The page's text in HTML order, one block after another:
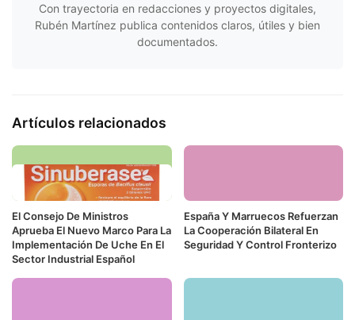
Con trayectoria en redacciones y proyectos digitales,
Rubén Martínez publica contenidos claros, útiles y bien
documentados.
Artículos relacionados
El Consejo De Ministros
Aprueba El Nuevo Marco Para La
Implementación De Uche En El
Sector Industrial Español
España Y Marruecos Refuerzan
La Cooperación Bilateral En
Seguridad Y Control Fronterizo